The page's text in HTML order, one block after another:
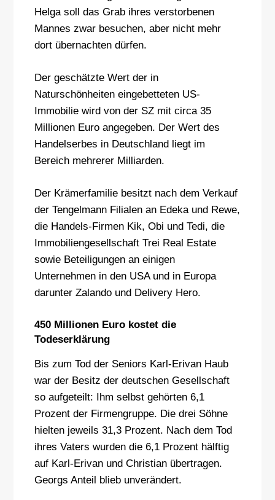
Helga soll das Grab ihres verstorbenen
Mannes zwar besuchen, aber nicht mehr
dort übernachten dürfen.
Der geschätzte Wert der in
Naturschönheiten eingebetteten US-
Immobilie wird von der SZ mit circa 35
Millionen Euro angegeben. Der Wert des
Handelserbes in Deutschland liegt im
Bereich mehrerer Milliarden.
Der Krämerfamilie besitzt nach dem Verkauf
der Tengelmann Filialen an Edeka und Rewe,
die Handels-Firmen Kik, Obi und Tedi, die
Immobiliengesellschaft Trei Real Estate
sowie Beteiligungen an einigen
Unternehmen in den USA und in Europa
darunter Zalando und Delivery Hero.
450 Millionen Euro kostet die
Todeserklärung
Bis zum Tod der Seniors Karl-Erivan Haub
war der Besitz der deutschen Gesellschaft
so aufgeteilt: Ihm selbst gehörten 6,1
Prozent der Firmengruppe. Die drei Söhne
hielten jeweils 31,3 Prozent. Nach dem Tod
ihres Vaters wurden die 6,1 Prozent hälftig
auf Karl-Erivan und Christian übertragen.
Georgs Anteil blieb unverändert.